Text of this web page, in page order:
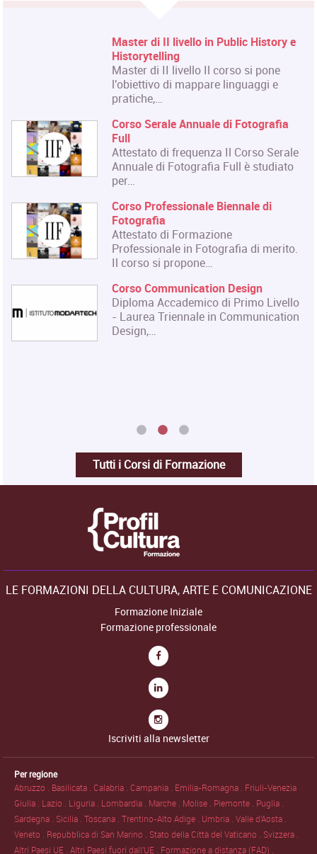
Serale
di
merito.
Corso Fashion Design
Diploma Accademico di Primo
- Laurea Triennale in Fashion
titolo…
Materiale Cartaceo
quella di Tecnico del Restauro
Culturali…
Eventi dell'Arte e dello
Il Master rilascia un Diploma in
Organizzazione degli Eventi
e dello…
Master in Gestione e
delle Attività Museali
Il Master in Gestione e
delle Attività Museali rilascia un
Tutti i Corsi di Formazione
LE FORMAZIONI DELLA CULTURA, ARTE E COMUNICAZIONE
Formazione Iniziale
Formazione professionale
Iscriviti alla newsletter
Per regione
Abruzzo . Basilicata .Calabria .Campania . Emilia-Romagna . Friuli-Venezia
Giulia . Lazio . Liguria . Lombardia . Marche . Molise . Piemonte . Puglia .
Sardegna . Sicilia .Toscana .Trentino-Alto Adige . Umbria .Valle d'Aosta .
Veneto . Repubblica di San Marino . Stato della Città del Vaticano . Svizzera .
Altri Paesi UE .Altri Paesi fuori dall'UE . Formazione a distanza (FAD) .